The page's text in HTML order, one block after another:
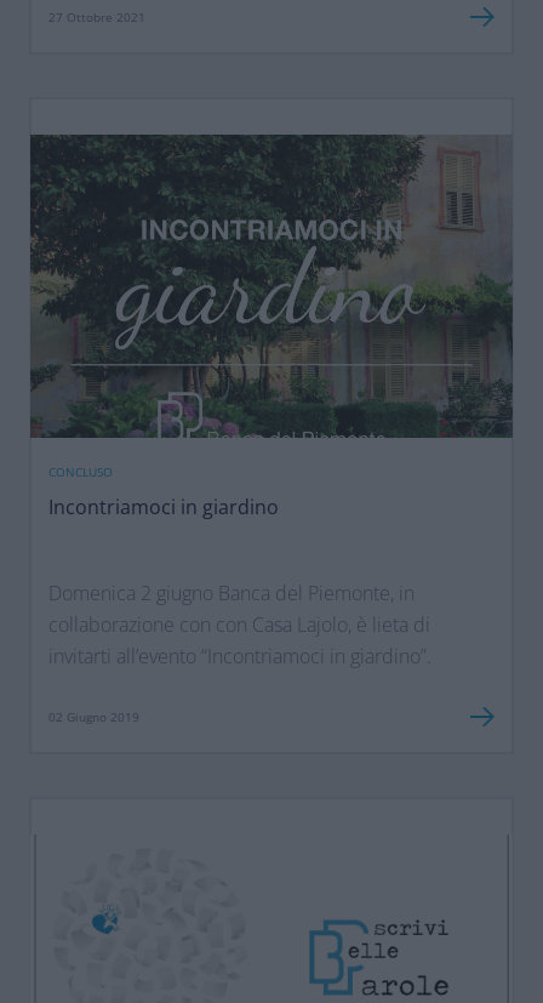
27 Ottobre 2021
CONCLUSO
Incontriamoci in giardino
Domenica 2 giugno Banca del Piemonte, in
collaborazione con con Casa Lajolo, è lieta di
invitarti all’evento “Incontriamoci in giardino”.
02 Giugno 2019